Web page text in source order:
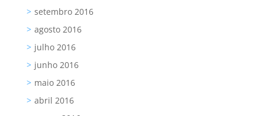
setembro 2016
agosto 2016
julho 2016
junho 2016
maio 2016
abril 2016